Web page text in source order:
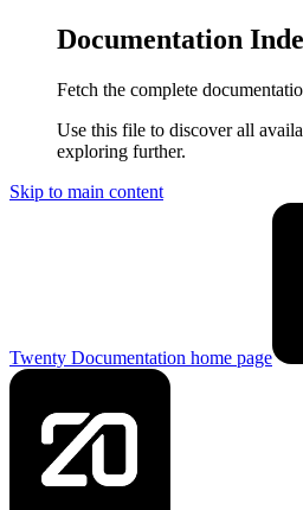
Documentation
Fetch the complete
Use this file to discover all
exploring further.
Skip to main content
Twenty Documentation home page